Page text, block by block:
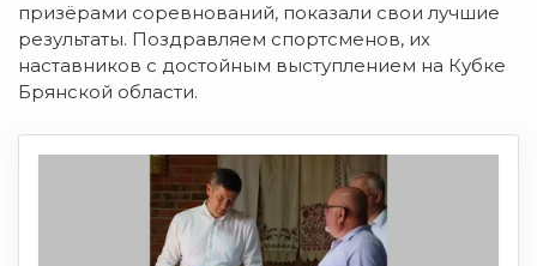
призёрами соревнований, показали свои лучшие
результаты. Поздравляем спортсменов, их
наставников с достойным выступлением на Кубке
Брянской области.